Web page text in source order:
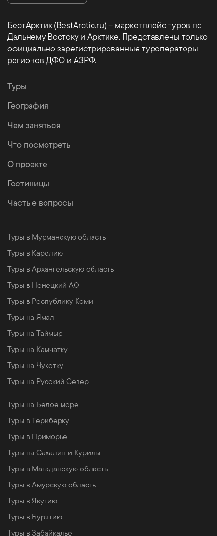
БестАрктик (BestArctic.ru) – маркетплейс туров по
Дальнему Востоку и Арктике. Представлены только
официально зарегистрированные туроператоры
регионов ДФО и АЗРФ.
Туры
География
Чем заняться
Что посмотреть
О проекте
Гостиницы
Частые вопросы
Туры в Мурманскую область
Туры в Карелию
Туры в Архангельскую область
Туры в Ненецкий АО
Туры в Республику Коми
Туры на Ямал
Туры на Таймыр
Туры на Камчатку
Туры на Чукотку
Туры на Русский Север
Туры на Белое море
Туры в Териберку
Туры в Приморье
Туры на Сахалин и Курилы
Туры в Магаданскую область
Туры в Амурскую область
Туры в Якутию
Туры в Бурятию
Туры в Забайкалье